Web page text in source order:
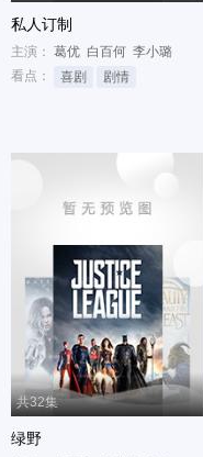
私人订制
主演： 葛优 白百何 李小璐
看点：
喜剧 剧情
共32集
绿野